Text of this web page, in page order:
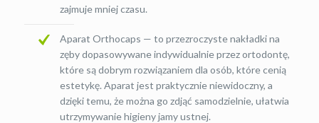
zajmuje mniej czasu.
Aparat Orthocaps — to przezroczyste nakładki na
zęby dopasowywane indywidualnie przez ortodontę,
które są dobrym rozwiązaniem dla osób, które cenią
estetykę. Aparat jest praktycznie niewidoczny, a
dzięki temu, że można go zdjąć samodzielnie, ułatwia
utrzymywanie higieny jamy ustnej.